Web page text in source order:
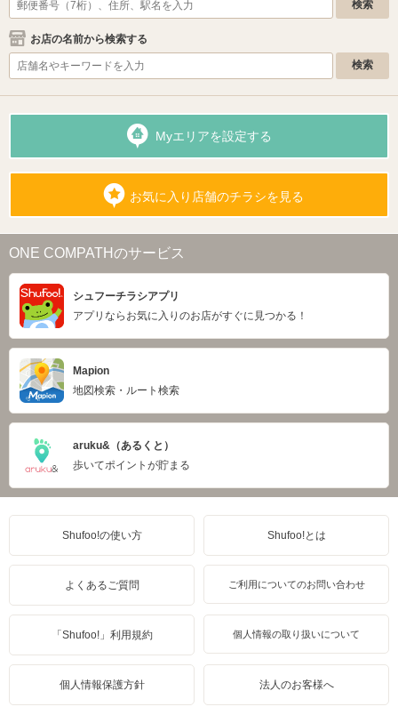
お店の名前から検索する
Myエリアを設定する
お気に入り店舗のチラシを見る
ONE COMPATHのサービス
シュフーチラシアプリ
アプリならお気に入りのお店がすぐに見つかる！
Mapion
地図検索・ルート検索
aruku&（あるくと）
歩いてポイントが貯まる
Shufoo!の使い方 Shufoo!とは
よくあるご質問 ご利用についてのお問い合わせ
「Shufoo!」利用規約 個人情報の取り扱いについて
個人情報保護方針 法人のお客様へ